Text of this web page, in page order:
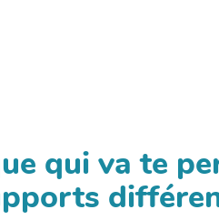
qui va te